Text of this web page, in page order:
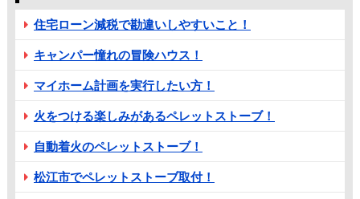
住宅ローン減税で勘違いしやすいこと！
キャンパー憧れの冒険ハウス！
マイホーム計画を実行したい方！
火をつける楽しみがあるペレットストーブ！
自動着火のペレットストーブ！
松江市でペレットストーブ取付！